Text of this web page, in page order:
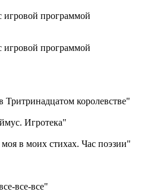
игровой программой
игровой программой
королевстве"
Игротека"
в моих стихах. Час поэзии"
все-все"